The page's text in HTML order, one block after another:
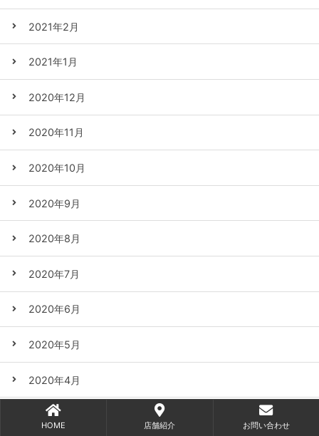
2021年2月
2021年1月
2020年12月
2020年11月
2020年10月
2020年9月
2020年8月
2020年7月
2020年6月
2020年5月
2020年4月
2020年3月
HOME 店舗紹介 お問い合わせ